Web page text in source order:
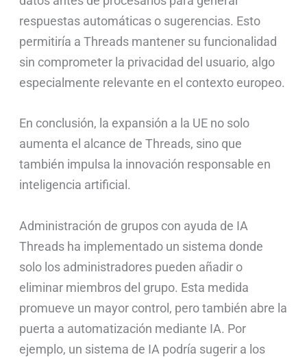
respuestas automáticas o sugerencias. Esto
permitiría a Threads mantener su funcionalidad
sin comprometer la privacidad del usuario, algo
especialmente relevante en el contexto europeo.
En conclusión, la expansión a la UE no solo
aumenta el alcance de Threads, sino que
también impulsa la innovación responsable en
inteligencia artificial.
Administración de grupos con ayuda de IA
Threads ha implementado un sistema donde
solo los administradores pueden añadir o
eliminar miembros del grupo. Esta medida
promueve un mayor control, pero también abre la
puerta a automatización mediante IA. Por
ejemplo, un sistema de IA podría sugerir a los